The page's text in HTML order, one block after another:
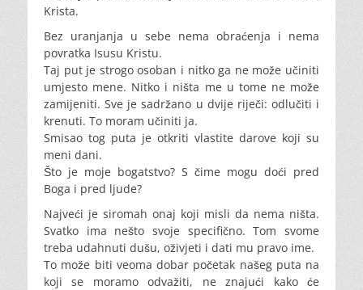
Krista.
Bez uranjanja u sebe nema obraćenja i nema
povratka Isusu Kristu.
Taj put je strogo osoban i nitko ga ne može učiniti
umjesto mene. Nitko i ništa me u tome ne može
zamijeniti. Sve je sadržano u dvije riječi: odlučiti i
krenuti. To moram učiniti ja.
Smisao tog puta je otkriti vlastite darove koji su
meni dani.
Što je moje bogatstvo? S čime mogu doći pred
Boga i pred ljude?
Najveći je siromah onaj koji misli da nema ništa.
Svatko ima nešto svoje specifično. Tom svome
treba udahnuti dušu, oživjeti i dati mu pravo ime.
To može biti veoma dobar početak našeg puta na
koji se moramo odvažiti, ne znajući kako će